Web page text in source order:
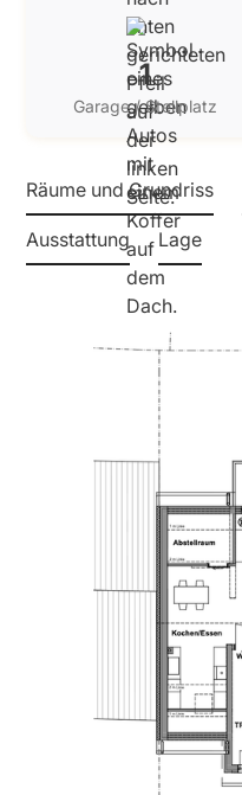
1
Garage / Stellplatz
Räume und Grundriss
Ausstattung Lage